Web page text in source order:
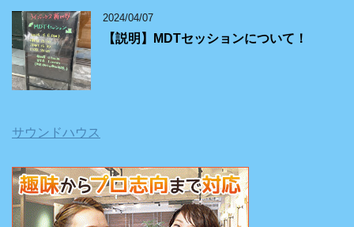
2024/04/07
【説明】MDTセッションについて！
サウンドハウス